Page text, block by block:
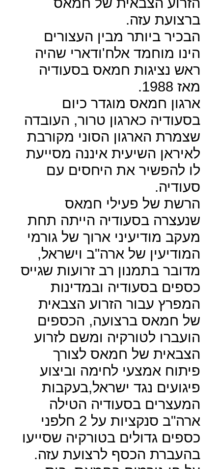
ברצועת עזה.
הבכיר ביותר מבין העצורים
הינו מוחמד אלח'ודארי שהיה
ראש נציגות חמאס בסעודיה
מאז 1988.
ארגון חמאס מוגדר כיום
בסעודיה כארגון טרור, העובדה
שצמרת הארגון הסוני מקורבת
לאיראן השיעית איננה מסייעת
לו להפשיר את היחסים עם
סעודיה.
הרשת של פעילי חמאס
שנעצרה בסעודיה הייתה תחת
מעקב מודיעיני ארוך של גורמי
המודיעין של ארה"ב וישראל,
מדובר בתמנון רב זרועות שגייס
כספים בסעודיה ובמדינות
המפרץ עבור הזרוע הצבאית
של חמאס ברצועה, הכספים
הועברו לטורקיה ומשם לזרוע
הצבאית של חמאס לצורך
פיתוח אמצעי לחימה וביצוע
פיגועים נגד ישראל,בעקבות
המעצרים בסעודיה הטילה
ארה"ב סנקציות על 2 חלפני
כספים גדולים בטורקיה שסייעו
בהעברת הכסף לרצועת עזה.